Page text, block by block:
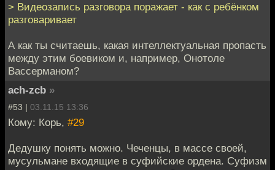
> Видеозапись разговора поражает - как с ребёнком
разговаривает
А как ты считаешь, какая интеллектуальная пропасть
между этим боевиком и, например, Онотоле
Вассерманом?
ach-zcb »
#53 | 03.11.15 13:36
Кому: Корь, #29
Дедушку понять можно. Чеченцы, в массе своей,
мусульмане входящие в суфийские ордена. Суфизм